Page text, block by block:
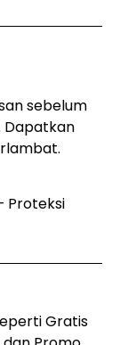
sebelum
Dapatkan
Proteksi
Gratis